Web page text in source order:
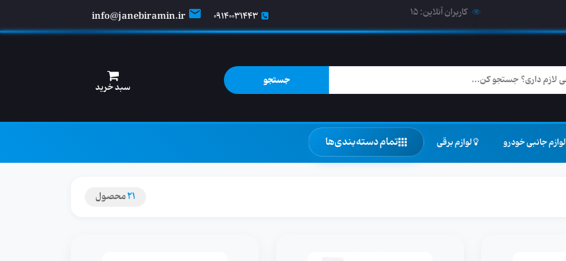
کاربران آنلاین: 15
09140031443
info@janebiramin.ir
جستجو
سبد خرید
لوازم جانبی خودرو لوازم برقی تمام دسته‌بندی‌ها
21محصول